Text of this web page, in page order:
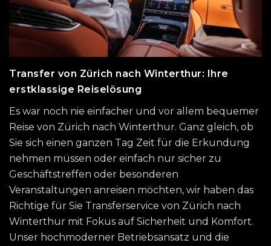
Transfer von Zürich nach Winterthur: Ihre
erstklassige Reiselösung
Es war noch nie einfacher und vor allem bequemer
Reise von Zürich nach Winterthur. Ganz gleich, ob
Sie sich einen ganzen Tag Zeit für die Erkundung
nehmen müssen oder einfach nur sicher zu
Geschäftstreffen oder besonderen
Veranstaltungen anreisen möchten, wir haben das
Richtige für Sie Transferservice von Zürich nach
Winterthur mit Fokus auf Sicherheit und Komfort.
Unser hochmoderner Betriebsansatz und die